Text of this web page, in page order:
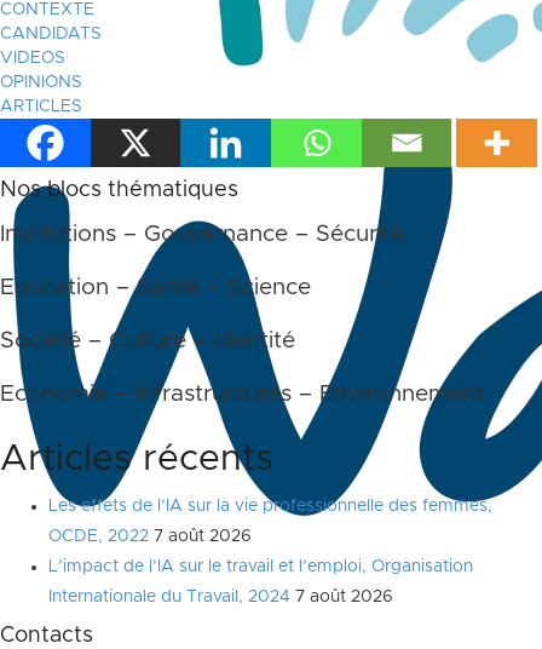
CONTEXTE
CANDIDATS
VIDEOS
OPINIONS
ARTICLES
Nos blocs thématiques
Institutions – Gouvernance – Sécurité
Education – Santé – Science
Société – Culture – Identité
Economie – Infrastructures – Environnement
Articles récents
Les effets de l’IA sur la vie professionnelle des femmes,
OCDE, 2022 7 août 2026
L’impact de l’IA sur le travail et l’emploi, Organisation
Internationale du Travail, 2024 7 août 2026
Contacts